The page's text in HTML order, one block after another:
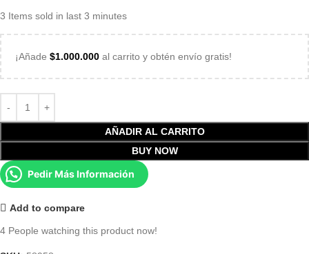
3 Items sold in last 3 minutes
¡Añade $1.000.000 al carrito y obtén envío gratis!
AÑADIR AL CARRITO
BUY NOW
Pedir Más Información
Add to compare
4 People watching this product now!